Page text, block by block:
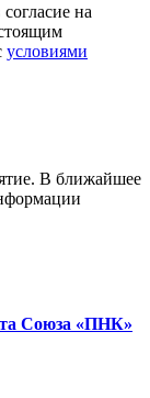
на
условиями
В ближайшее
Союза «ПНК»